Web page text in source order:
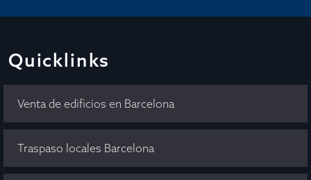
Quicklinks
Venta de edificios en Barcelona
Traspaso locales Barcelona